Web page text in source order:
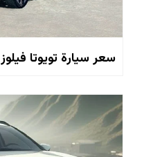
سعر سيارة تويوتا فيلوز 2024 في السعودية